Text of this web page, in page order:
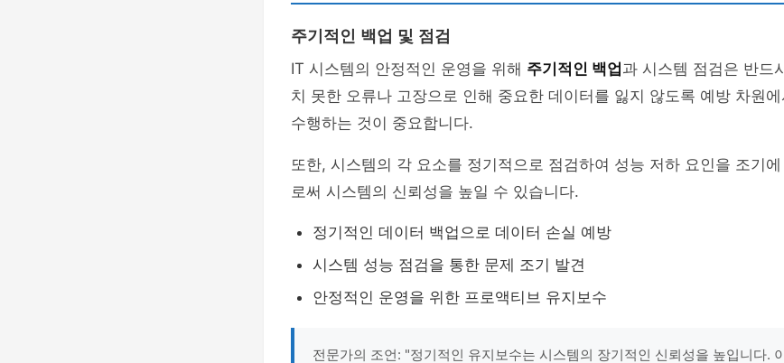
주기적인 백업 및 점검
IT 시스템의 안정적인 운영을 위해 주기적인 백업 과 시스템 점검은 반드
치 못한 오류나 고장으로 인해 중요한 데이터를 잃지 않도록 예방 차원
수행하는 것이 중요합니다.
또한, 시스템의 각 요소를 정기적으로 점검하여 성능 저하 요인을 조기
로써 시스템의 신뢰성을 높일 수 있습니다.
정기적인 데이터 백업으로 데이터 손실 예방
시스템 성능 점검을 통한 문제 조기 발견
안정적인 운영을 위한 프로액티브 유지보수
전문가의 조언: "정기적인 유지보수는 시스템의 장기적인 신뢰성을 높입니다.